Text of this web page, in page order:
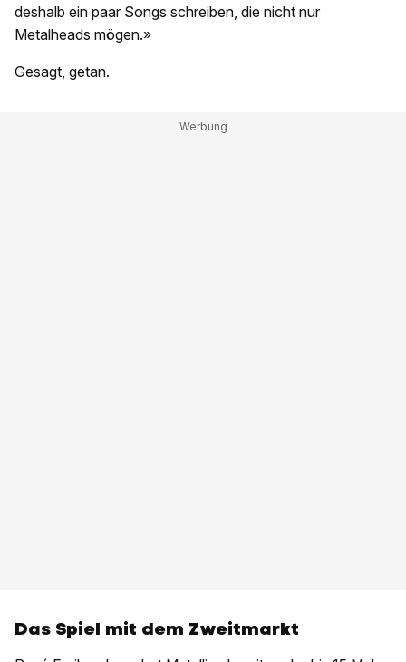
deshalb ein paar Songs schreiben, die nicht nur
Metalheads mögen.»
Gesagt, getan.
Das Spiel mit dem Zweitmarkt